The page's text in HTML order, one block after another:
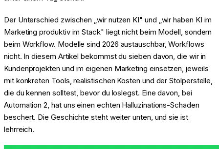
Der Unterschied zwischen „wir nutzen KI" und „wir haben KI im
Marketing produktiv im Stack" liegt nicht beim Modell, sondern
beim Workflow. Modelle sind 2026 austauschbar, Workflows
nicht. In diesem Artikel bekommst du sieben davon, die wir in
Kundenprojekten und im eigenen Marketing einsetzen, jeweils
mit konkreten Tools, realistischen Kosten und der Stolperstelle,
die du kennen solltest, bevor du loslegst. Eine davon, bei
Automation 2, hat uns einen echten Halluzinations-Schaden
beschert. Die Geschichte steht weiter unten, und sie ist
lehrreich.